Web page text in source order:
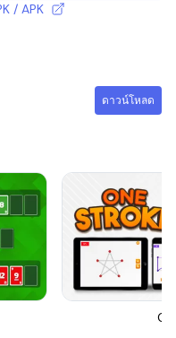
/ APK
ดาวน์โหลด